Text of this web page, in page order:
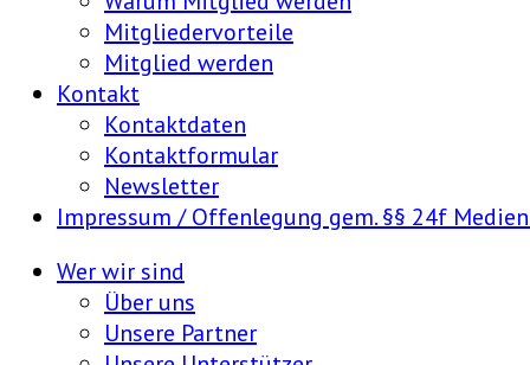
Mitgliedervorteile
Mitglied werden
Kontakt
Kontaktdaten
Kontaktformular
Newsletter
Impressum / Offenlegung gem. §§ 24f
Wer wir sind
Über uns
Unsere Partner